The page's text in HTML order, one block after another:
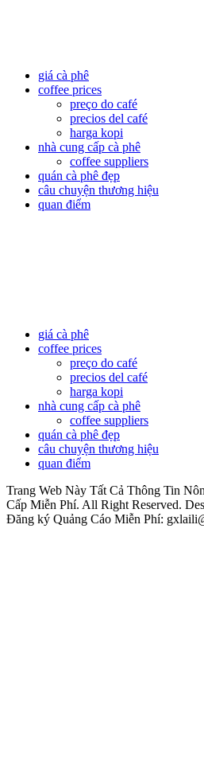
giá cà phê
coffee prices
preço do café
precios del café
harga kopi
nhà cung cấp cà phê
coffee suppliers
quán cà phê đẹp
câu chuyện thương hiệu
quan điểm
giá cà phê
coffee prices
preço do café
precios del café
harga kopi
nhà cung cấp cà phê
coffee suppliers
quán cà phê đẹp
câu chuyện thương hiệu
quan điểm
Trang Web Này Tất Cả Thông Tin
Cấp Miễn Phí. All Right Reserved.
Đăng ký Quảng Cáo Miễn Phí: